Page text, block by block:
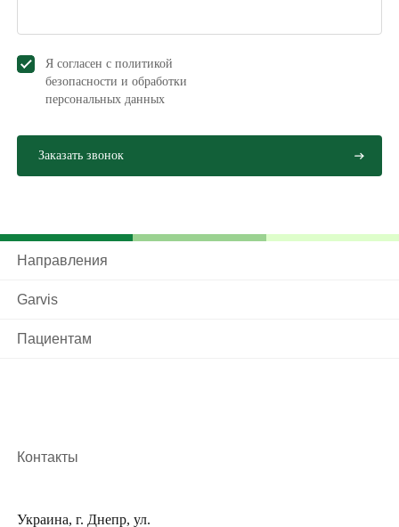
Я согласен с политикой
безопасности и обработки
персональных данных
Направления
Garvis
Пациентам
Контакты
Украина, г. Днепр, ул.